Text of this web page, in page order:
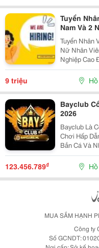
Tuyển
Nam Và 2
Tuyển Nhân
Nữ Nhân Viên Văn Phòng: (Là Sinh Viên Hoặc Đã Tốt
Nghiệp Cao Đẳng/ Đại
Time (2 Nam 2 Nữ) Ca Làm: 13:00
Được Nghỉ
9 triệu
Bayclub
2026
Bayclub Là
Chơi Hấp
Bắn Cá Và
Được Thiết
Giản Và
123.456.789₫
MUA SẮM HẠNH
Công ty
Số GCNDT: